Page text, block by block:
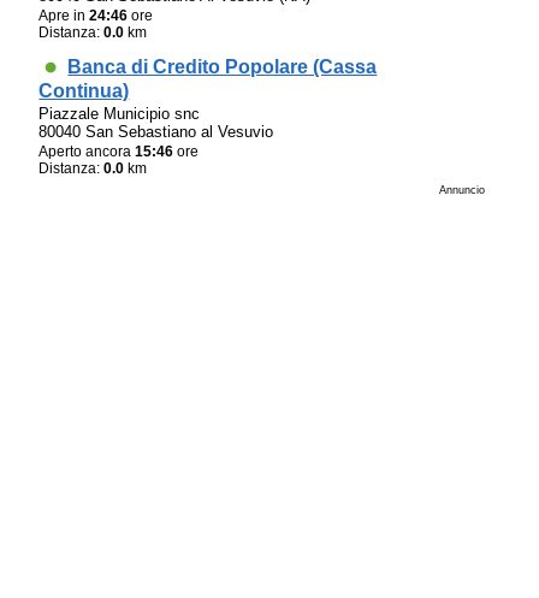
Apre in24:46 ore
Distanza:0.0 km
Banca di Credito Popolare (Cassa
Continua)
Piazzale Municipio snc
80040 San Sebastiano al Vesuvio
Aperto ancora15:46 ore
Distanza:0.0 km
Annuncio